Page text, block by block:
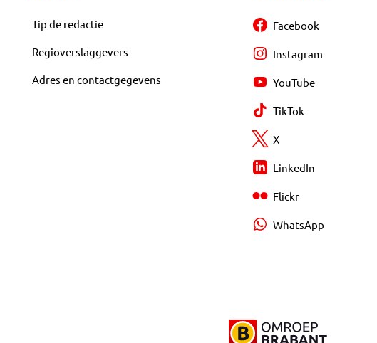
Tip de redactie
Regioverslaggevers
Adres en contactgegevens
Facebook
Instagram
YouTube
TikTok
X
LinkedIn
Flickr
WhatsApp